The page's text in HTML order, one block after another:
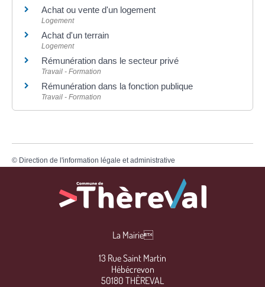
Achat ou vente d'un logement
Logement
Achat d'un terrain
Logement
Rémunération dans le secteur privé
Travail - Formation
Rémunération dans la fonction publique
Travail - Formation
© Direction de l'information légale et administrative
La Mairie
13 Rue Saint Martin
Hébécrevon
50180 THÈREVAL